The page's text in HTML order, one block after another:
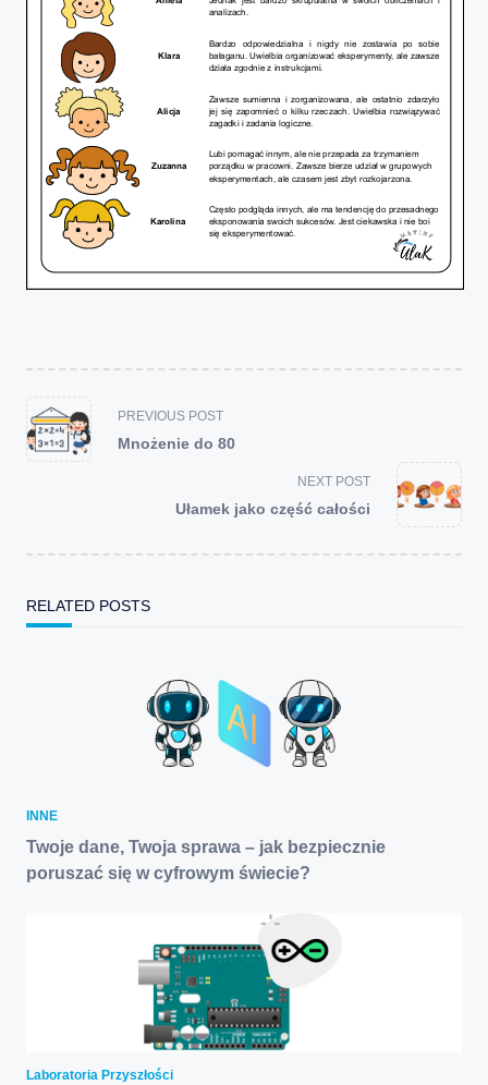
<span
class="nav-
subtitle
PREVIOUS POST
Mnożenie do 80
NEXT POST
Ułamek jako część całości
RELATED POSTS
INNE
Twoje dane, Twoja sprawa – jak bezpiecznie
poruszać się w cyfrowym świecie?
Laboratoria Przyszłości